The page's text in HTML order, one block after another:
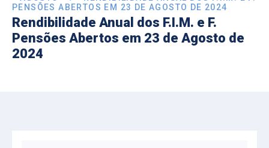
PENSÕES ABERTOS EM 23 DE AGOSTO DE 2024
Rendibilidade Anual dos F.I.M. e F.
Pensões Abertos em 23 de Agosto de
2024